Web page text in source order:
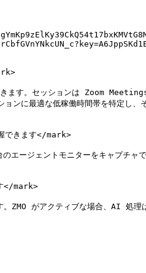
ます。セッションは Zoom
ンに最適な低稼働時間帯を特定し
できます</mark>
ージェントモニターをキャプチャ
</mark>
ZMO がアクティブな場合、AI 処